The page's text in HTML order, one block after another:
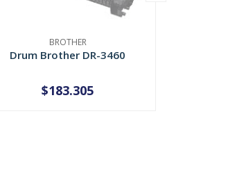
BROTHER
Drum Brother DR-3460
AGOTADO
$183.305